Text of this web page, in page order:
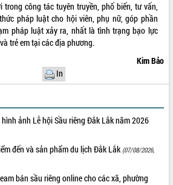
công tác tuyên truyền, phố biến, tư vấn,
pháp luật cho hội viên, phụ nữ, góp phần
pháp luật xảy ra, nhất là tình trạng bạo lực
trẻ em tại các địa phương.
Kim Bảo
In
ảnh Lễ hội Sầu riêng Đắk Lắk năm 2026
đến và sản phẩm du lịch Đắk Lắk (07/08/2026,
bán sầu riêng online cho các xã, phường